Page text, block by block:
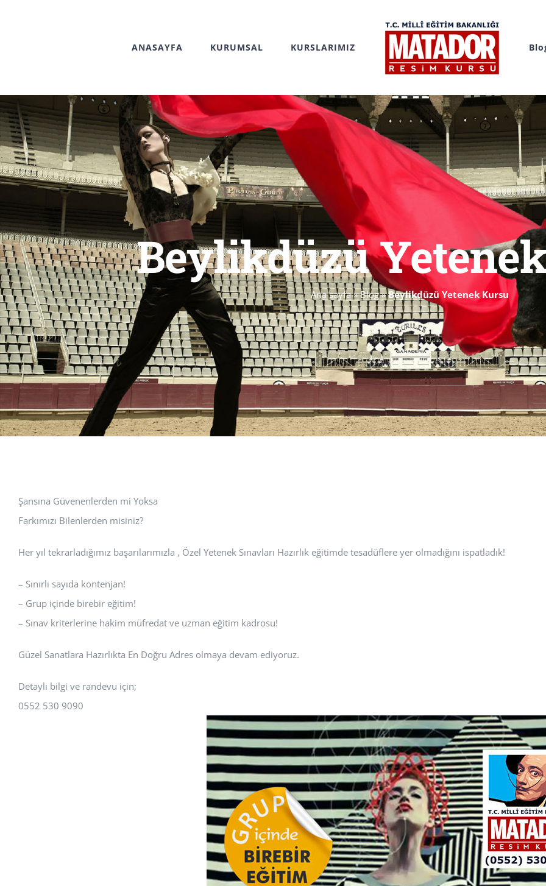
ANASAYFA KURUMSAL KURSLARIMIZ
Beylikdüzü
Ana sayfa»Blog»Beylikdüzü Yetenek Kursu
Şansına Güvenenlerden mi Yoksa
Farkımızı Bilenlerden misiniz?
Her yıl tekrarladığımız başarılarımızla , Özel Yetenek Sınavları Hazırlık eğitimde tesadüflere yer olmadığını ispatladık!
– Sınırlı sayıda kontenjan!
– Grup içinde birebir eğitim!
– Sınav kriterlerine hakim müfredat ve uzman eğitim kadrosu!
Güzel Sanatlara Hazırlıkta En Doğru Adres olmaya devam ediyoruz.
Detaylı bilgi ve randevu için;
0552 530 9090